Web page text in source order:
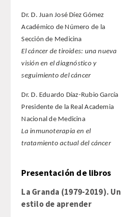
Dr. D. Juan José Díez Gómez
Académico de Número de la
Sección de Medicina
El cáncer de tiroides: una nueva
visión en el diagnóstico y
seguimiento del cáncer
Dr. D. Eduardo Díaz-Rubio García
Presidente de la Real Academia
Nacional de Medicina
La inmunoterapia en el
tratamiento actual del cáncer
Presentación de libros
La Granda (1979-2019). Un
estilo de aprender